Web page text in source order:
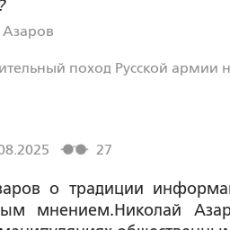
поход Русской армии
27
о традиции
мнением.Николай